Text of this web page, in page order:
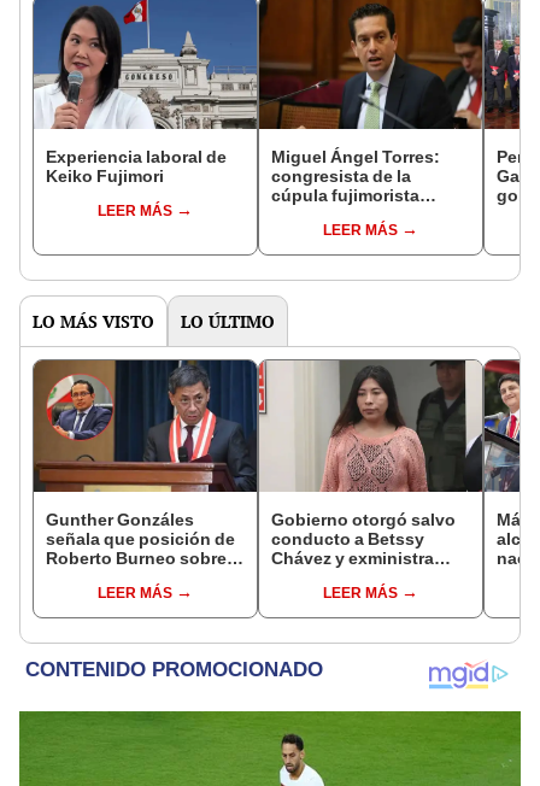
Experiencia laboral de
Keiko Fujimori
LEER MÁS
Miguel Ángel Torres:
congresista de la
cúpula fujimorista
del SenadoLEER MÁS
LO MÁS VISTO LO ÚLTIMO
Gunther Gonzáles
señala que posición de
Roberto Burneo sobre
Aliaga no representan al
JNE
LEER MÁS
Gobierno otorgó salvo
conducto a Betssy
Chávez y exministra
madrugadaLEER MÁS
Más